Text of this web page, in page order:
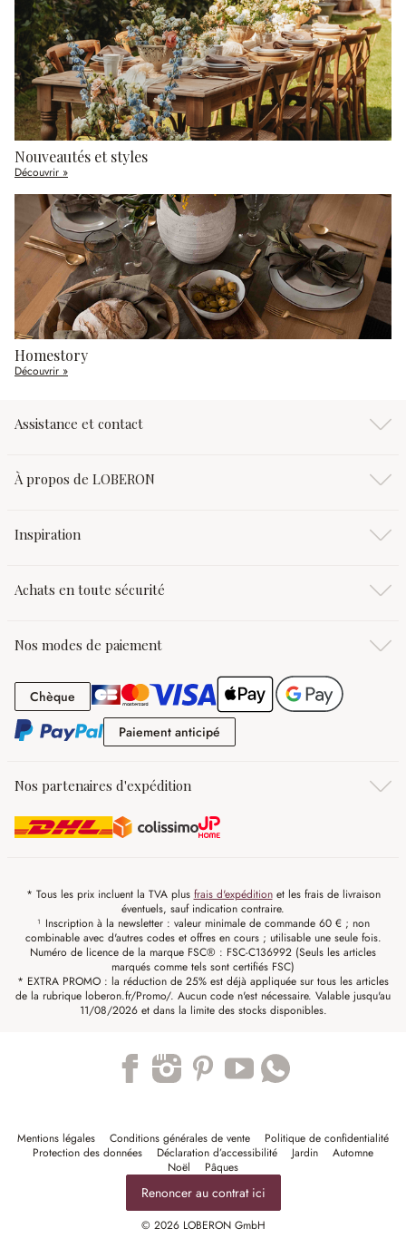
Nouveautés et styles
Découvrir »
Homestory
Découvrir »
Assistance et contact
À propos de LOBERON
Inspiration
Achats en toute sécurité
Nos modes de paiement
Chèque Chèque
Paiement anticipé
Nos partenaires d'expédition
* Tous les prix incluent la TVA plus frais d'expéditionet les frais de livraison
éventuels, sauf indication contraire.
¹ Inscription à la newsletter : valeur minimale de commande 60 € ; non
combinable avec d'autres codes et offres en cours ; utilisable une seule fois.
Numéro de licence de la marque FSC® : FSC-C136992 (Seuls les articles
marqués comme tels sont certifiés FSC)
* EXTRA PROMO : la réduction de 25% est déjà appliquée sur tous les articles
de la rubrique loberon.fr/Promo/. Aucun code n'est nécessaire. Valable jusqu'au
11/08/2026 et dans la limite des stocks disponibles.
Mentions légales Conditions générales de vente
Politique de confidentialité
Protection des données
Déclaration d’accessibilité Jardin
Automne
Noël
Pâques
Renoncer au contrat ici
© 2026 LOBERON GmbH